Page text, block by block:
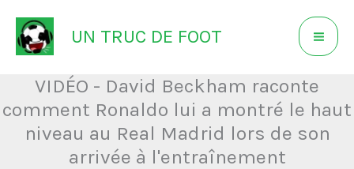
Aller
au
contenu
UN TRUC DE FOOT
VIDÉO - David Beckham raconte
comment Ronaldo lui a montré le haut
niveau au Real Madrid lors de son
arrivée à l'entraînement